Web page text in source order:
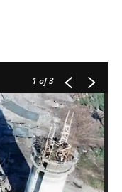
1 of 3